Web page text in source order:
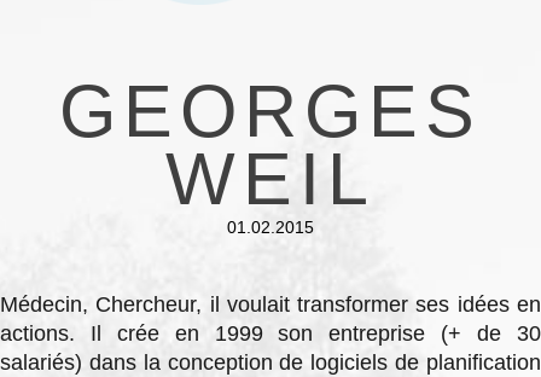
GEORGES
WEIL
01.02.2015
Médecin, Chercheur, il voulait transformer ses idées en
actions. Il crée en 1999 son entreprise (+ de 30
salariés) dans la conception de logiciels de planification